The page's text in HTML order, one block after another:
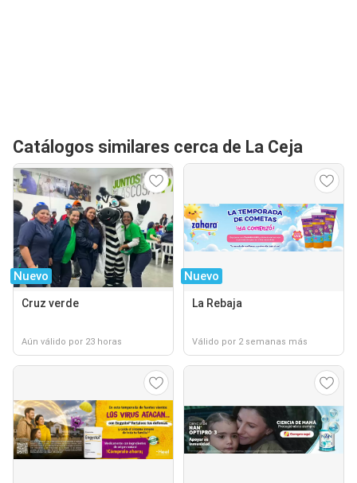
Catálogos similares cerca de La Ceja
Nuevo
Cruz verde
Aún válido por 23 horas
Nuevo
La Rebaja
Válido por 2 semanas más